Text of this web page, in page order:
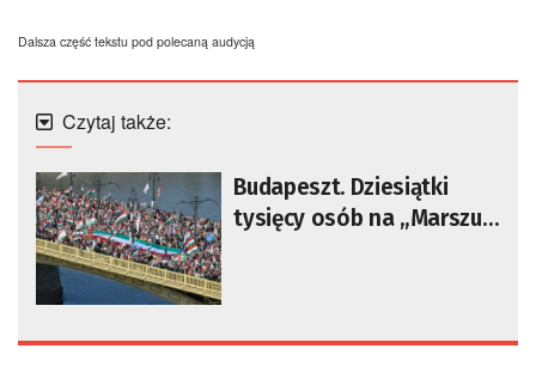
Dalsza część tekstu pod polecaną audycją
Czytaj także:
Budapeszt. Dziesiątki
tysięcy osób na „Marszu